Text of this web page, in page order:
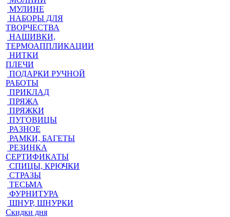
МУЛИНЕ
НАБОРЫ ДЛЯ
ТВОРЧЕСТВА
НАШИВКИ,
ТЕРМОАППЛИКАЦИИ
НИТКИ
ПЛЕЧИ
ПОДАРКИ РУЧНОЙ
РАБОТЫ
ПРИКЛАД
ПРЯЖА
ПРЯЖКИ
ПУГОВИЦЫ
РАЗНОЕ
РАМКИ, БАГЕТЫ
РЕЗИНКА
СЕРТИФИКАТЫ
СПИЦЫ, КРЮЧКИ
СТРАЗЫ
ТЕСЬМА
ФУРНИТУРА
ШНУР, ШНУРКИ
Скидки дня